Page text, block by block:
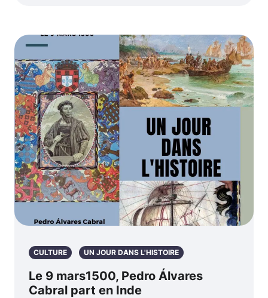
CULTURE UN JOUR DANS L'HISTOIRE
Le 9 mars1500, Pedro Álvares
Cabral part en Inde